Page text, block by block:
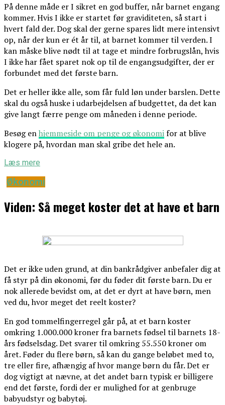
På denne måde er I sikret en god buffer, når barnet engang
kommer. Hvis I ikke er startet før graviditeten, så start i
hvert fald der. Dog skal der gerne spares lidt mere intensivt
op, når der kun er ét år til, at barnet kommer til verden. I
kan måske blive nødt til at tage et mindre forbrugslån, hvis
I ikke har fået sparet nok op til de engangsudgifter, der er
forbundet med det første barn.
Det er heller ikke alle, som får fuld løn under barslen. Dette
skal du også huske i udarbejdelsen af budgettet, da det kan
give langt færre penge om måneden i denne periode.
Besøg enhjemmeside om penge og økonomifor at blive
klogere på, hvordan man skal gribe det hele an.
Læs mere
Økonomi
Viden: Så meget koster det at have et barn
Det er ikke uden grund, at din bankrådgiver anbefaler dig at
få styr på din økonomi, før du føder dit første barn. Du er
nok allerede bevidst om, at det er dyrt at have børn, men
ved du, hvor meget det reelt koster?
En god tommelfingerregel går på, at et barn koster
omkring 1.000.000 kroner fra barnets fødsel til barnets 18-
års fødselsdag. Det svarer til omkring 55.550 kroner om
året. Føder du flere børn, så kan du gange beløbet med to,
tre eller fire, afhængig af hvor mange børn du får. Det er
dog vigtigt at nævne, at det andet barn typisk er billigere
end det første, fordi der er mulighed for at genbruge
babyudstyr og babytøj.